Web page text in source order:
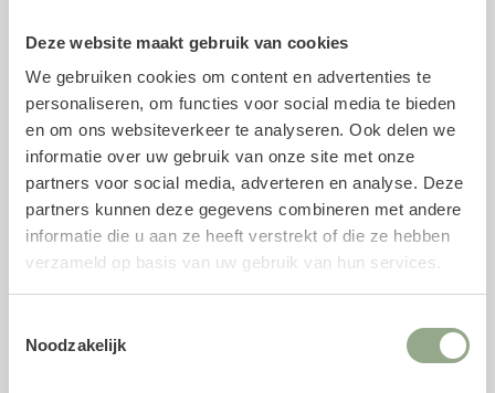
Deze website maakt gebruik van cookies
We gebruiken cookies om content en advertenties te
personaliseren, om functies voor social media te bieden
en om ons websiteverkeer te analyseren. Ook delen we
informatie over uw gebruik van onze site met onze
partners voor social media, adverteren en analyse. Deze
partners kunnen deze gegevens combineren met andere
informatie die u aan ze heeft verstrekt of die ze hebben
verzameld op basis van uw gebruik van hun services.
Noodzakelijk
Specificaties kunststeel
Soort: Boterbloem
Lengte: 85 cm
Vorm: Aarvormig
Materiaal: Zijde en kunststof
Voeg geur toe met parfum voor zijden
Met onze unieke
is het mogelijk om de